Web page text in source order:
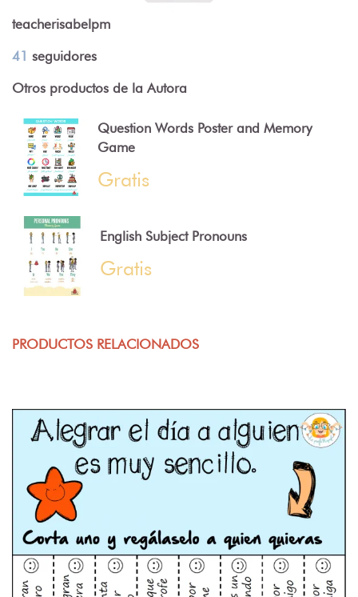
teacherisabelpm
41 seguidores
Otros productos de la Autora
Question Words Poster and Memory
Game
Gratis
English Subject Pronouns
Gratis
PRODUCTOS RELACIONADOS